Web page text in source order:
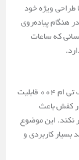
ویژه خود
هنگام پیاده‌روی
که ساعات
یکی از مزایای مهم کفش آدیداس مردانه مدل اس اف تی ام 004 قابلیت
کفش باعث
این موضوع
کاربردی و